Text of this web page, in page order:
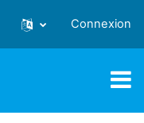
désactiver la saisie
Connexion